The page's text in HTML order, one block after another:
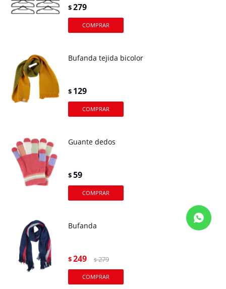
$279
Bufanda tejida bicolor
$ 129
Guante dedos
$59
Bufanda
$249 $ 279